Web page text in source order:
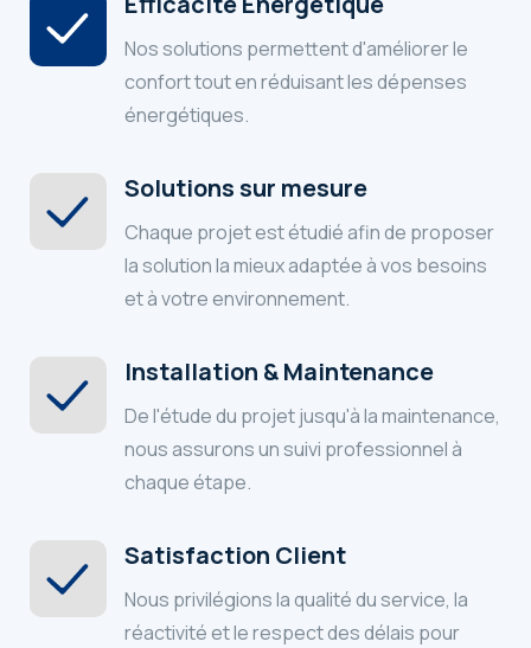
Nos solutions permettent d'améliorer le
confort tout en réduisant les dépenses
énergétiques.
Solutions sur mesure
Chaque projet est étudié afin de proposer
la solution la mieux adaptée à vos besoins
et à votre environnement.
Installation & Maintenance
De l'étude du projet jusqu'à la maintenance,
nous assurons un suivi professionnel à
chaque étape.
Satisfaction Client
Nous privilégions la qualité du service, la
réactivité et le respect des délais pour